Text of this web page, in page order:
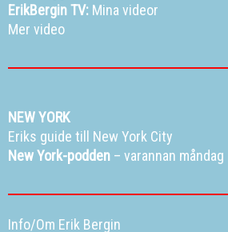
ErikBergin TV: Mina videor
Mer video
NEW YORK
Eriks guide till New York City
New York-podden – varannan måndag
Info/Om Erik Bergin